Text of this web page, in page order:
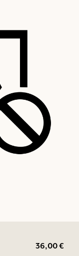
36,00 €